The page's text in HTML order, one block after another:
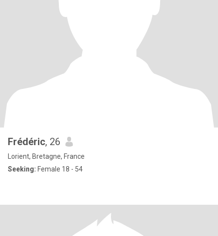
Frédéric, 26
Lorient, Bretagne, France
Seeking: Female 18 - 54